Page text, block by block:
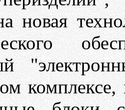
новая